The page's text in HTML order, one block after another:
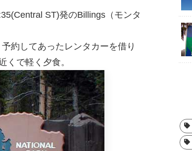
ST)発のBillings（モンタ
約してあったレンタカーを借り
くで軽く夕食。